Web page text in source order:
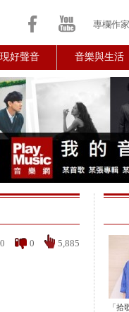
專欄作家
好聲音 音樂與生活
0 0 5,885
「拾